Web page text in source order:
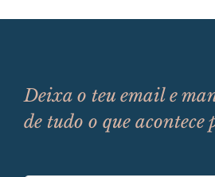
Deixa o teu email e
de tudo o que acontece